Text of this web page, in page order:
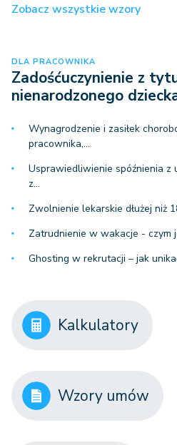
Zobacz wszystkie wzory
DLA PRACOWNIKA
Zadośćuczynienie z
nienarodzonego
Wynagrodzenie i zasiłek
pracownika,…
Usprawiedliwienie spóźnienia z
z…
Zwolnienie lekarskie dłużej niż
Zatrudnienie w wakacje - czym
Ghosting w rekrutacji – jak
Kalkulatory
Wzory umów